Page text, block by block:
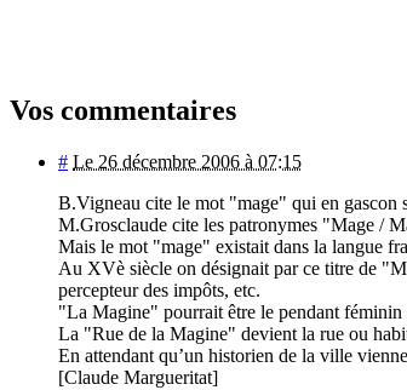
Vos commentaires
# Le 26 décembre 2006 à 07:15
B.Vigneau cite le mot "mage" qui en
M.Grosclaude cite les patronymes "Mage /
Mais le mot "mage" existait dans la langue
Au XVè siècle on désignait par ce titre de
percepteur des impôts, etc.
"La Magine" pourrait être le pendant
La "Rue de la Magine" devient la rue ou
En attendant qu’un historien de la ville
[Claude Margueritat]